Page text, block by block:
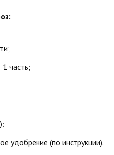
часть;
удобрение (по инструкции).